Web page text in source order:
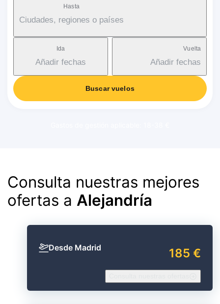
Hasta
Ciudades, regiones o países
Ida
Añadir fechas
Vuelta
Añadir fechas
Buscar vuelos
Consulta nuestras mejores
ofertas a Alejandría
Desde Madrid 185 €